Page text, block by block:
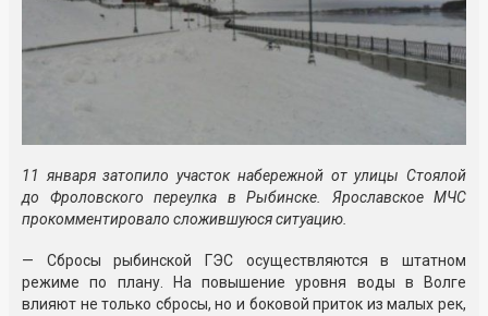
11 января затопило участок набережной от улицы Стоялой
до Фроловского переулка в Рыбинске. Ярославское МЧС
прокомментировало сложившуюся ситуацию.
— Сбросы рыбинской ГЭС осуществляются в штатном
режиме по плану. На повышение уровня воды в Волге
влияют не только сбросы, но и боковой приток из малых рек,